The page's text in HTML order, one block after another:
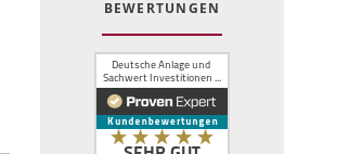
BEWERTUNGEN